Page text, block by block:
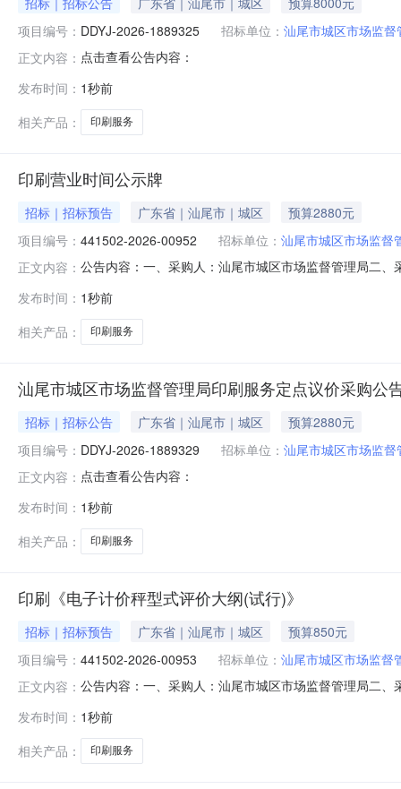
项目编号： DDYJ-2026-1889325 招标单位： 汕尾市城区市场监督
正文内容： 点击查看公告内容：
发布时间： 1秒前
相关产品：
印刷服务
印刷营业时间公示牌
招标｜招标预告 广东省｜汕尾市｜城区
预算2880元
项目编号： 441502-2026-00952 招标单位： 汕尾市城区市场监督
正文内容： 公告内容：一、采购人：汕尾市城区市场监督管理局二
发布时间： 1秒前
相关产品：
印刷服务
汕尾市城区市场监督管理局印刷服务定点议价采购公
招标｜招标公告 广东省｜汕尾市｜城区
预算2880元
项目编号： DDYJ-2026-1889329 招标单位： 汕尾市城区市场监督
正文内容： 点击查看公告内容：
发布时间： 1秒前
相关产品：
印刷服务
印刷《电子计价秤型式评价大纲(试行)》
招标｜招标预告 广东省｜汕尾市｜城区
预算850元
项目编号： 441502-2026-00953 招标单位： 汕尾市城区市场监督
正文内容： 公告内容：一、采购人：汕尾市城区市场监督管理局二
0821:33:36
发布时间： 1秒前
相关产品：
印刷服务